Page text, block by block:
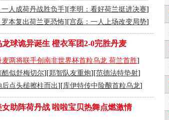
人成荷丹战胜负手][李明：看好荷兰挺进决赛]
本复出荷兰更恐怖][宫磊：一人上场改变局势]
球诡异诞生 橙衣军团2-0完胜丹麦
麦两将联手创南非世界杯首粒乌龙 荷兰首胜]
酷似舒梅切尔][郑智队友重炮][范德法特垫射]
后点头槌擦柱而出][库伊特传中险酿首粒乌龙]
助阵荷丹战 啦啦宝贝热舞点燃激情